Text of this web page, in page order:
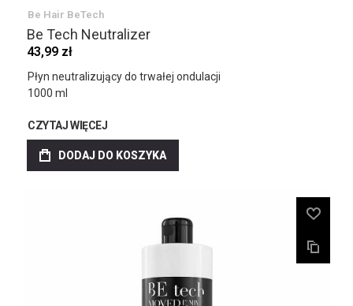
Be Hair BeTech
Be Tech Neutralizer
43,99 zł
Płyn neutralizujący do trwałej ondulacji
1000 ml
CZYTAJ WIĘCEJ
DODAJ DO KOSZYKA